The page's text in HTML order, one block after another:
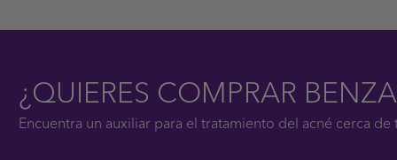
¿QUIERES COMPRAR
Encuentra un auxiliar para el tratamiento del acné cerca de